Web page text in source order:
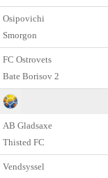
Osipovichi
Smorgon
FC Ostrovets
Bate Borisov 2
AB Gladsaxe
Thisted FC
Vendsyssel